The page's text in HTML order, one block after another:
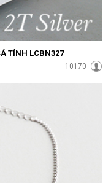
TÍNH LCBN327
10170